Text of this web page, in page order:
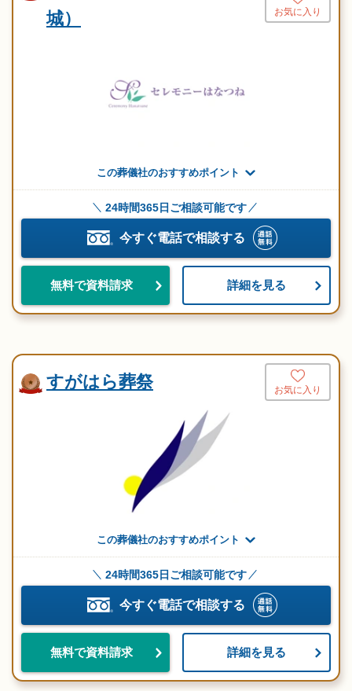
城）
お気に入り
この葬儀社のおすすめポイント
24時間365日ご相談可能です
今すぐ電話で相談する
無料で資料請求 詳細を見る
すがはら葬祭 お気に入り
この葬儀社のおすすめポイント
24時間365日ご相談可能です
今すぐ電話で相談する
無料で資料請求 詳細を見る